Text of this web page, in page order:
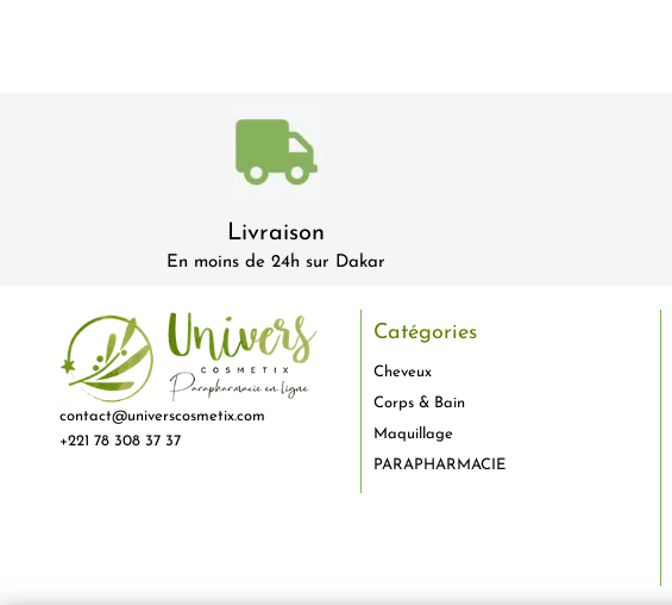
Livraison
En moins de 24h sur Dakar
contact@universcosmetix.com
+221 78 308 37 37
Catégories
Cheveux
Corps & Bain
Maquillage
PARAPHARMACIE